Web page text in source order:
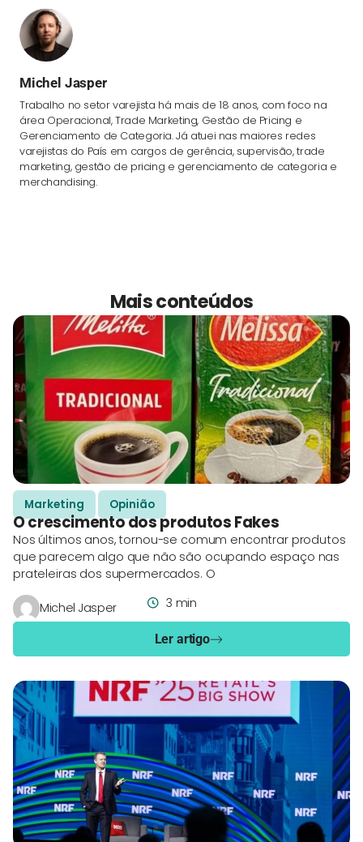
Michel Jasper
Trabalho no setor varejista há mais de 18 anos, com foco na
área Operacional, Trade Marketing, Gestão de Pricing e
Gerenciamento de Categoria. Já atuei nas maiores redes
varejistas do País em cargos de gerência, supervisão, trade
marketing, gestão de pricing e gerenciamento de categoria e
merchandising.
Mais conteúdos
Marketing Opinião
O crescimento dos produtos Fakes
Nos últimos anos, tornou-se comum encontrar produtos
que parecem algo que não são ocupando espaço nas
prateleiras dos supermercados. O
Michel Jasper 3 min
Ler artigo